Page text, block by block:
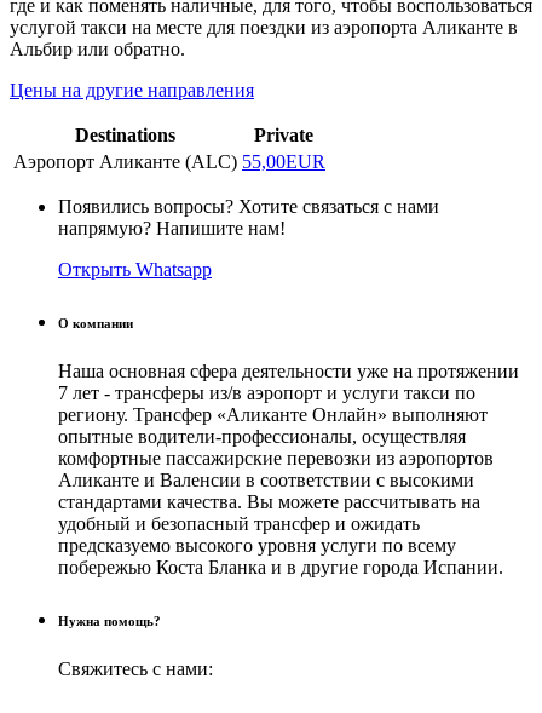
где и как поменять наличные, для того, чтобы воспользоваться
услугой такси на месте для поездки из аэропорта Аликанте в
Альбир или обратно.
Цены на другие направления
Destinations
Private
Аэропорт Аликанте (ALC) 55,00EUR
Появились вопросы? Хотите связаться с нами
напрямую? Напишите нам!
Открыть Whatsapp
О компании
Наша основная сфера деятельности уже на протяжении
7 лет - трансферы из/в аэропорт и услуги такси по
региону. Трансфер «Аликанте Онлайн» выполняют
опытные водители-профессионалы, осуществляя
комфортные пассажирские перевозки из аэропортов
Аликанте и Валенсии в соответствии с высокими
стандартами качества. Вы можете рассчитывать на
удобный и безопасный трансфер и ожидать
предсказуемо высокого уровня услуги по всему
побережью Коста Бланка и в другие города Испании.
Нужна помощь?
Свяжитесь с нами: